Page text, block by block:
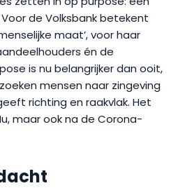
Voor de Volksbank betekent
maat’, voor haar
én de
is nu belangrijker dan ooit,
mensen naar zingeving
richting en raakvlak. Het
maar ook na de Corona-